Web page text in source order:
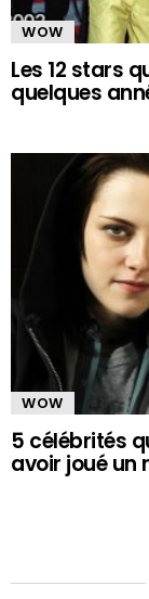
WOW
Les 12 stars
quelques
WOW
5 célébrités
avoir joué un